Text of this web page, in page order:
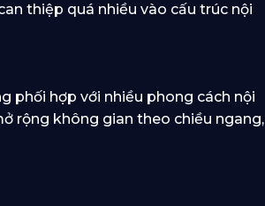
thiệp quá nhiều vào cấu trúc nội
phối hợp với nhiều phong cách nội
rộng không gian theo chiều ngang,